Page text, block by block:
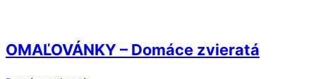
OMAĽOVÁNKY – Domáce zvieratá